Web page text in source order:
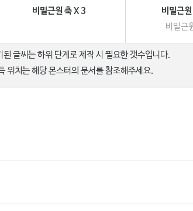
비밀근원 축 X 3
비밀근
비밀근
된 글씨는 하위 단계로 제작 시 필요한 갯수입니다.
위치는 해당 몬스터의 문서를 참조해주세요.